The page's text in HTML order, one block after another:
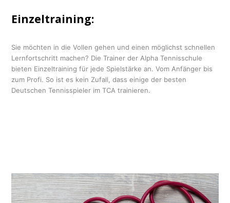
Einzeltraining:
Sie möchten in die Vollen gehen und einen möglichst schnellen
Lernfortschritt machen? Die Trainer der Alpha Tennisschule
bieten Einzeltraining für jede Spielstärke an. Vom Anfänger bis
zum Profi. So ist es kein Zufall, dass einige der besten
Deutschen Tennisspieler im TCA trainieren.